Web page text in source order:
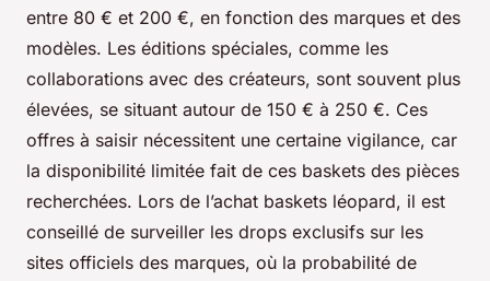
entre 80 € et 200 €, en fonction des marques et des
modèles. Les éditions spéciales, comme les
collaborations avec des créateurs, sont souvent plus
élevées, se situant autour de 150 € à 250 €. Ces
offres à saisir nécessitent une certaine vigilance, car
la disponibilité limitée fait de ces baskets des pièces
recherchées. Lors de l’achat baskets léopard, il est
conseillé de surveiller les drops exclusifs sur les
sites officiels des marques, où la probabilité de